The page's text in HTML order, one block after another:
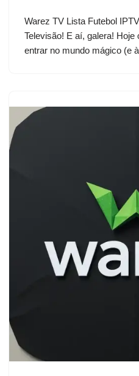
Warez TV Lista Futebol
Televisão! E aí, galera! Hoje
entrar no mundo mágico (e